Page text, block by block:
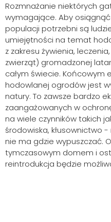
Rozmnażanie niektórych
wymagające. Aby
populacji potrzebni są
umiejętności na temat
z zakresu żywienia,
zwierząt) gromadzonej
całym świecie.
hodowlanej ogrodów jest
natury. To zawsze bardzo
zaangażowanych w
na wiele czynników takich
środowiska, kłusownictwo
nie ma gdzie wypuszczać.
tymczasowym domem i
reintrodukcja będzie